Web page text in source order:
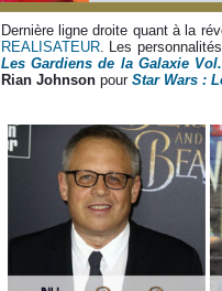
Dernière ligne droite quant à la
REALISATEUR. Les
Les Gardiens de la Galaxie
Rian Johnsonpour Star Wars :